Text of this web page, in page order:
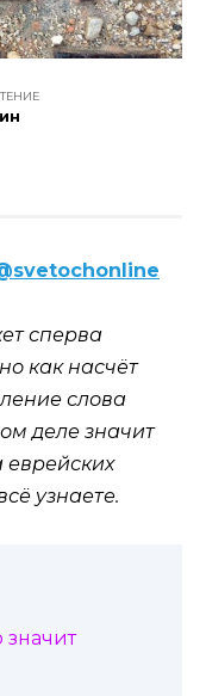
сперва
как насчёт
слова
деле значит
еврейских
узнаете.
значит